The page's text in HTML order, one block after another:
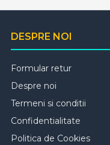
DESPRE NOI
Formular retur
Despre noi
Termeni si conditii
Confidentialitate
Politica de Cookies